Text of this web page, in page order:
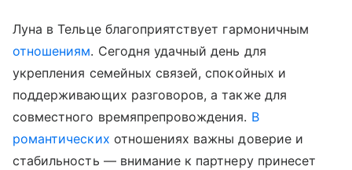
Луна в Тельце благоприятствует гармоничным
отношениям. Сегодня удачный день для
укрепления семейных связей, спокойных и
поддерживающих разговоров, а также для
совместного времяпрепровождения. В
романтических отношениях важны доверие и
стабильность — внимание к партнеру принесет